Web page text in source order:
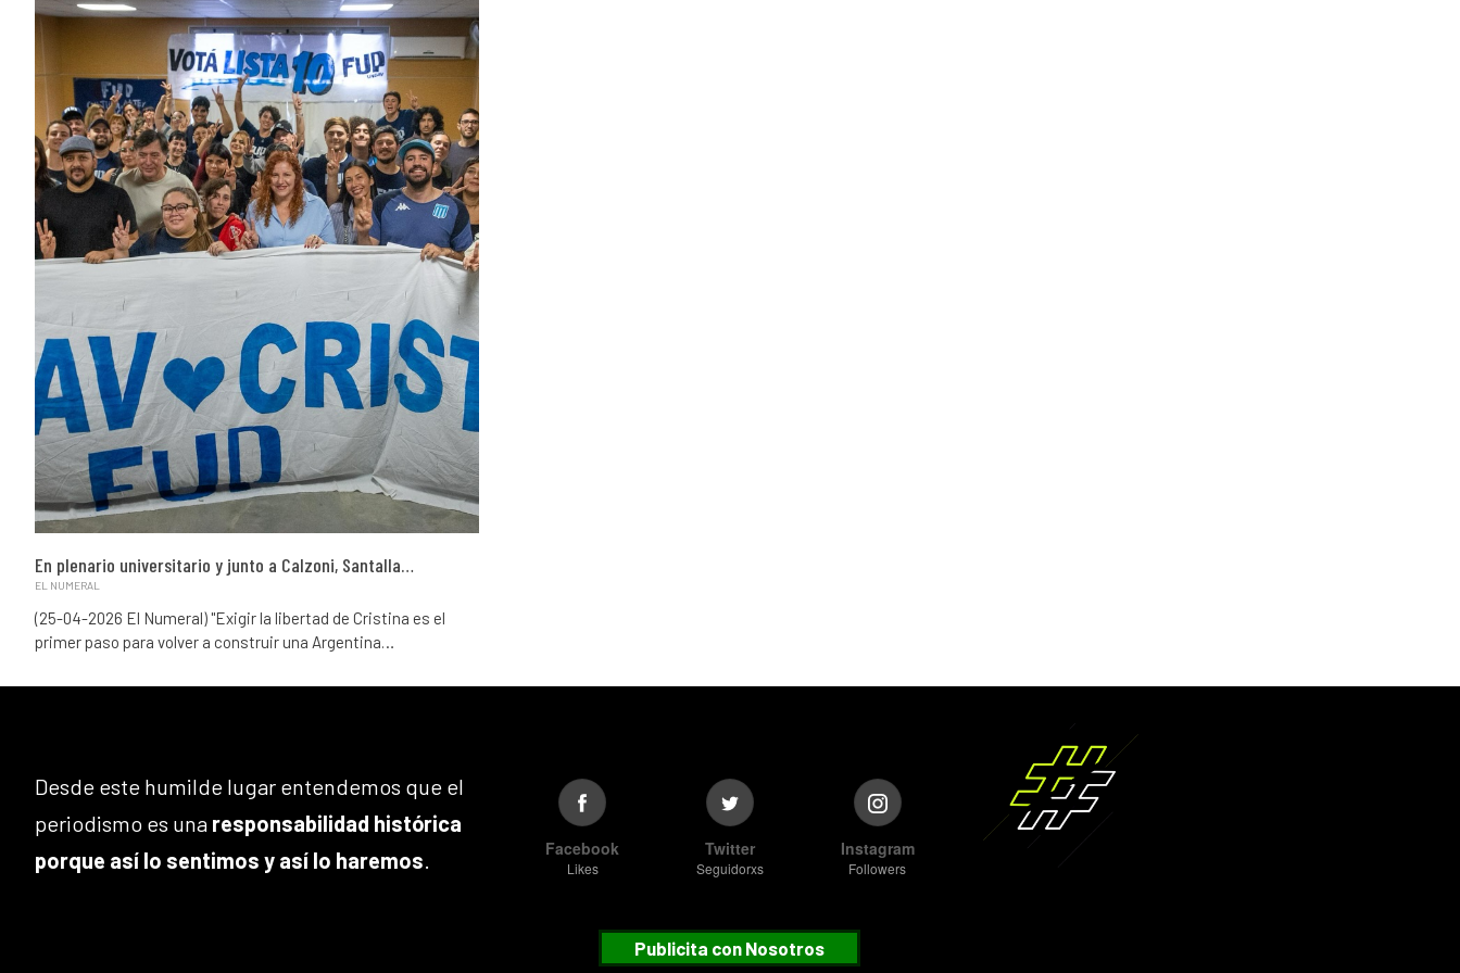
En plenario universitario y junto a Calzoni, Santalla…
EL NUMERAL
(25-04-2026 El Numeral) "Exigir la libertad de Cristina es el
primer paso para volver a construir una Argentina…
Desde este humilde lugar entendemos que el
periodismo es una responsabilidad histórica
porque así lo sentimos y así lo haremos
Facebook
Likes
Twitter
Seguidorxs
Instagram
Followers
Publicita con Nosotros